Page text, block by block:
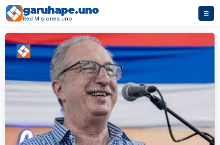
garuhape.uno
Red Misiones.uno
☰